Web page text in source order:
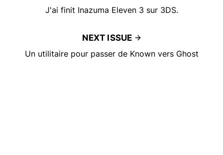
J'ai finit Inazuma Eleven 3 sur 3DS.
NEXT ISSUE
Un utilitaire pour passer de Known vers Ghost